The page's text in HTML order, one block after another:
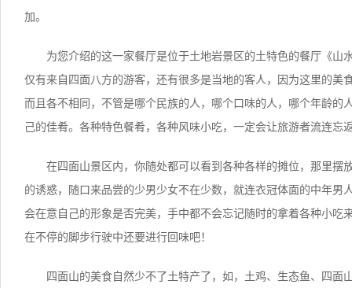
加。
为您介绍的这一家餐厅是位于土地岩景区的土特色的餐厅《山
仅有来自四面八方的游客，还有很多是当地的客人，因为这里的美
而且各不相同，不管是哪个民族的人，哪个口味的人，哪个年龄的
己的佳肴。各种特色餐肴，各种风味小吃，一定会让旅游者流连忘
在四面山景区内，你随处都可以看到各种各样的摊位，那里摆
的诱惑，随口来品尝的少男少女不在少数，就连衣冠体面的中年男
会在意自己的形象是否完美，手中都不会忘记随时的拿着各种小吃
在不停的脚步行驶中还要进行回味吧！
四面山的美食自然少不了土特产了，如，土鸡、生态鱼、四面